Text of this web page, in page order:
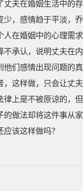
夫在婚姻生活中的
，感情趋于平淡，
在婚姻中的心理需
承认，说明丈夫在
们感情出现问题的
这样做，只会让丈
上是不被原谅的，
做法却将这件事从
该这样做吗？